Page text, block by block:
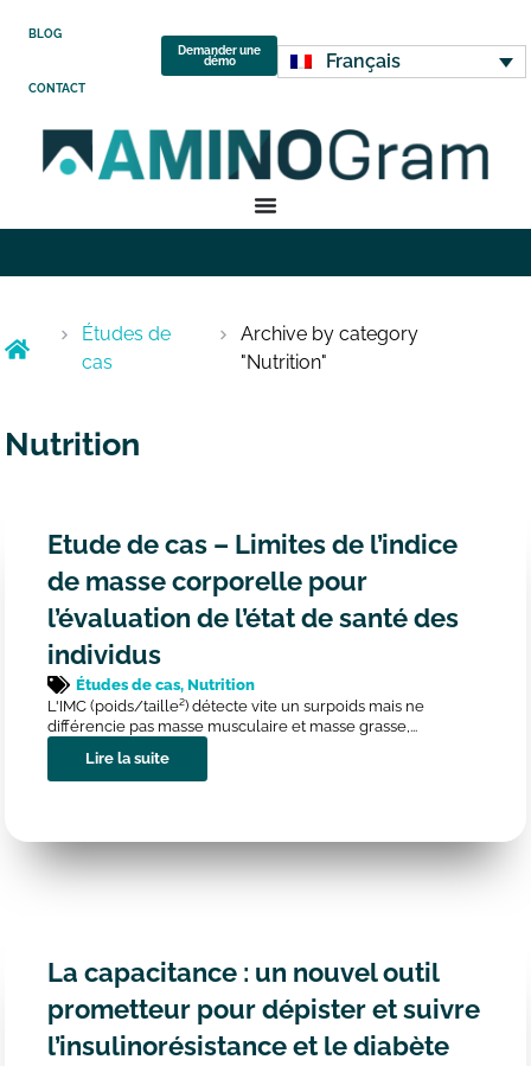
BLOG
CONTACT
Demander une
démo
Français
Études de
cas
Archive by category
"Nutrition"
Nutrition
Etude de cas – Limites de l’indice
de masse corporelle pour
l’évaluation de l’état de santé des
individus
Études de cas,Nutrition
L'IMC (poids/taille²) détecte vite un surpoids mais ne
différencie pas masse musculaire et masse grasse,...
Lire la suite
La capacitance : un nouvel outil
prometteur pour dépister et suivre
l’insulinorésistance et le diabète